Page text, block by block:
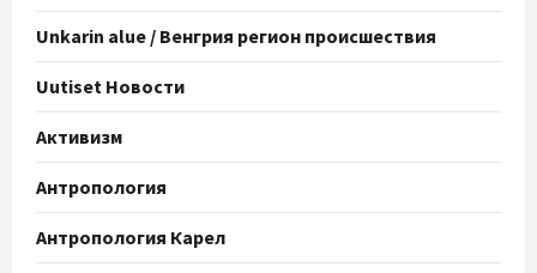
Unkarin alue / Венгрия регион происшествия
Uutiset Новости
Активизм
Антропология
Антропология Карел